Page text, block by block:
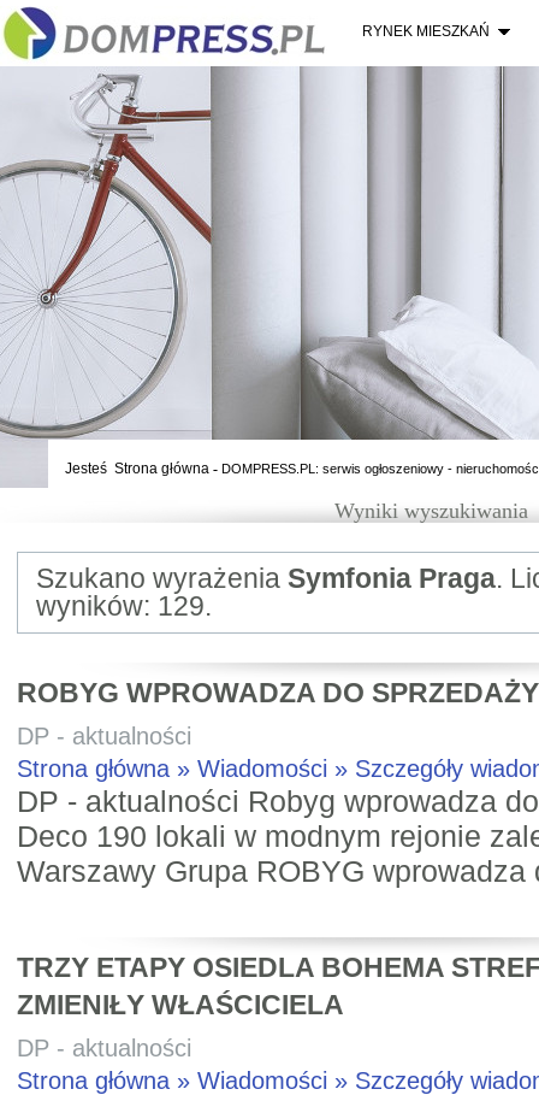
RYNEK MIESZKAŃ
Jesteś Strona główna - DOMPRESS.PL: serwis ogłoszeniowy -
Wyniki wyszukiwania
Szukano wyrażenia Symfonia Praga.
wyników: 129.
ROBYG WPROWADZA DO
DP - aktualności
Strona główna » Wiadomości » Szczegóły
DP - aktualności Robyg wprowadza
Deco 190 lokali w modnym rejonie
Warszawy Grupa ROBYG wprowadza
TRZY ETAPY OSIEDLA BOHEMA
ZMIENIŁY WŁAŚCICIELA
DP - aktualności
Strona główna » Wiadomości » Szczegóły